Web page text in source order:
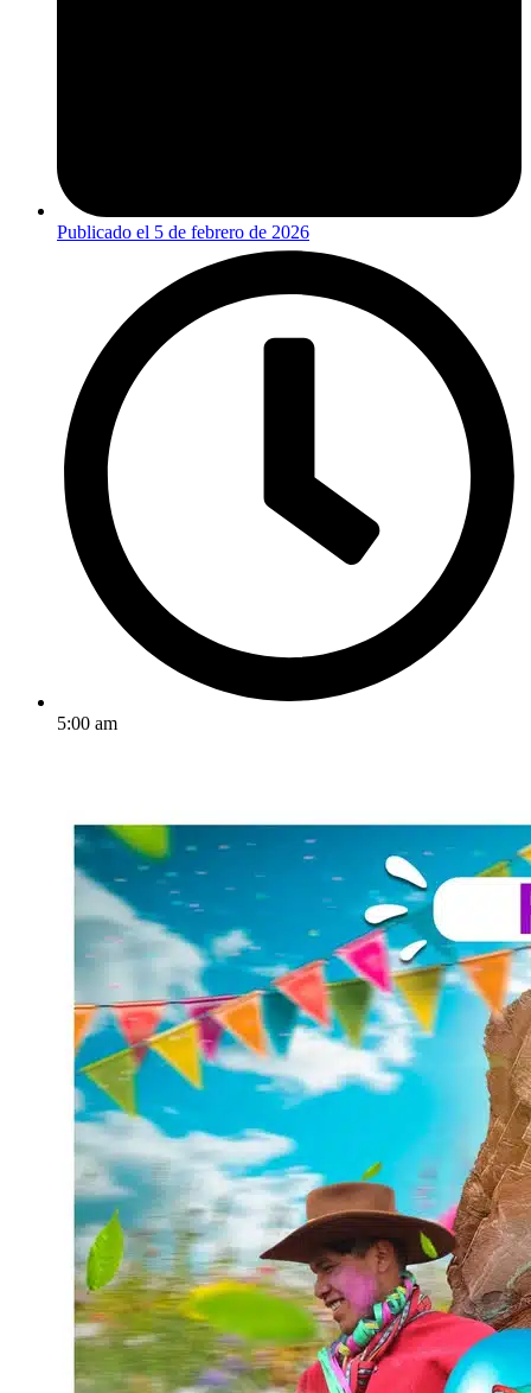
Publicado el 5 de febrero de 2026
5:00 am